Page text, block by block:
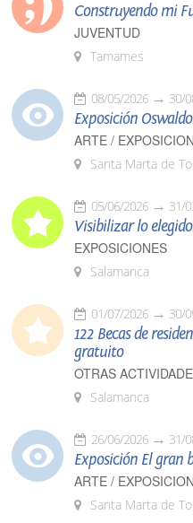
Construyendo mi
JUVENTUD
Tamames
08/05/2026 30/
Exposición
ARTE /
Santa Marta de
05/06/2026 31/
Visibilizar lo elegido
EXPOSICIONES
Salamanca
01/07/2026 30/
122 Becas de
gratuito
OTRAS
Salamanca
26/06/2026 31/
Exposición El gran
ARTE /
Santa Marta de